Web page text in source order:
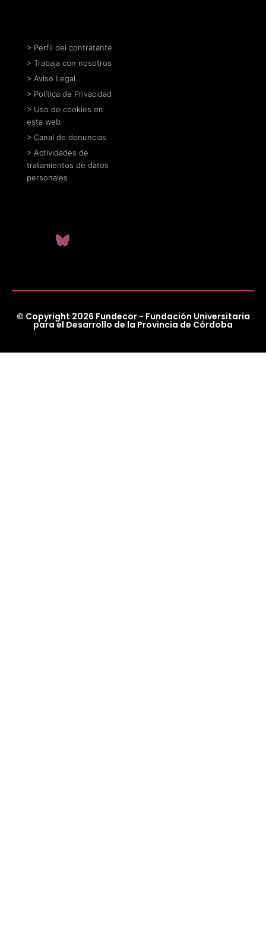
> Perfil del contratante
> Trabaja con nosotros
> Aviso Legal
> Política de Privacidad
> Uso de cookies en
esta web
> Canal de denuncias
> Actividades de
tratamientos de datos
personales
© Copyright 2026 Fundecor - Fundación Universitaria
para el Desarrollo de la Provincia de Córdoba